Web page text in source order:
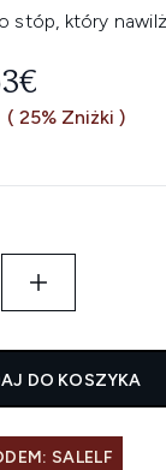
stóp, który
CENA
( 25% Zniżki )
DO KOSZYKA
SALELF